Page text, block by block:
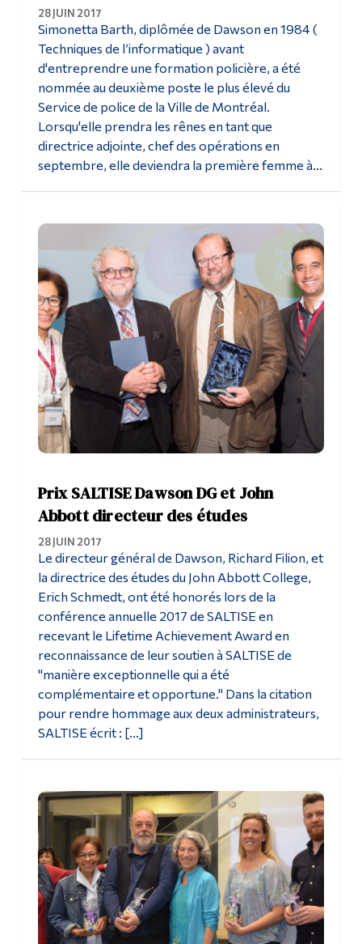
28 JUIN 2017
Simonetta Barth, diplômée de Dawson en 1984 (
Techniques de l’informatique ) avant
d'entreprendre une formation policière, a été
nommée au deuxième poste le plus élevé du
Service de police de la Ville de Montréal.
Lorsqu'elle prendra les rênes en tant que
directrice adjointe, chef des opérations en
septembre, elle deviendra la première femme à...
Prix SALTISE Dawson DG et John
Abbott directeur des études
28 JUIN 2017
Le directeur général de Dawson, Richard Filion, et
la directrice des études du John Abbott College,
Erich Schmedt, ont été honorés lors de la
conférence annuelle 2017 de SALTISE en
recevant le Lifetime Achievement Award en
reconnaissance de leur soutien à SALTISE de
"manière exceptionnelle qui a été
complémentaire et opportune." Dans la citation
pour rendre hommage aux deux administrateurs,
SALTISE écrit : [...]